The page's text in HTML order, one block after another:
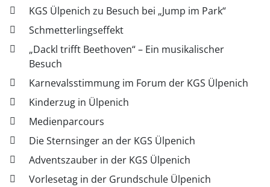
KGS Ülpenich zu Besuch bei „Jump im Park“
Schmetterlingseffekt
„Dackl trifft Beethoven“ – Ein musikalischer
Besuch
Karnevalsstimmung im Forum der KGS Ülpenich
Kinderzug in Ülpenich
Medienparcours
Die Sternsinger an der KGS Ülpenich
Adventszauber in der KGS Ülpenich
Vorlesetag in der Grundschule Ülpenich